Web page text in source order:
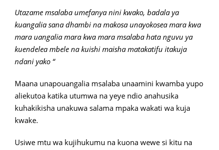
Utazame msalaba umefanya nini kwako, badala ya
kuangalia sana dhambi na makosa unayokosea mara kwa
mara uangalia mara kwa mara msalaba hata nguvu ya
kuendelea mbele na kuishi maisha matakatifu itakuja
ndani yako “
Maana unapouangalia msalaba unaamini kwamba yupo
aliekutoa katika utumwa na yeye ndio anahusika
kuhakikisha unakuwa salama mpaka wakati wa kuja
kwake.
Usiwe mtu wa kujihukumu na kuona wewe si kitu na